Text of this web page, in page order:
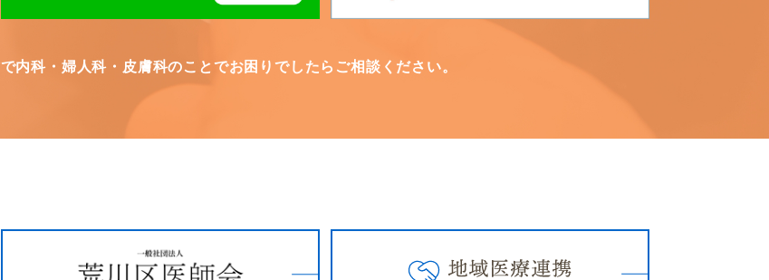
内科・婦人科・皮膚科のことでお困りでしたらご相談ください。